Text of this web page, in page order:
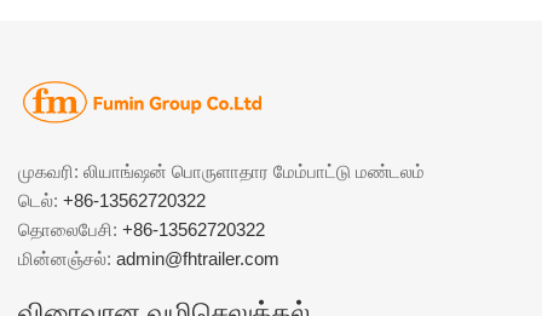
முகவரி: லியாங்ஷன் பொருளாதார மேம்பாட்டு மண்டலம்
டெல்: +86-13562720322
தொலைபேசி: +86-13562720322
மின்னஞ்சல்: admin@fhtrailer.com